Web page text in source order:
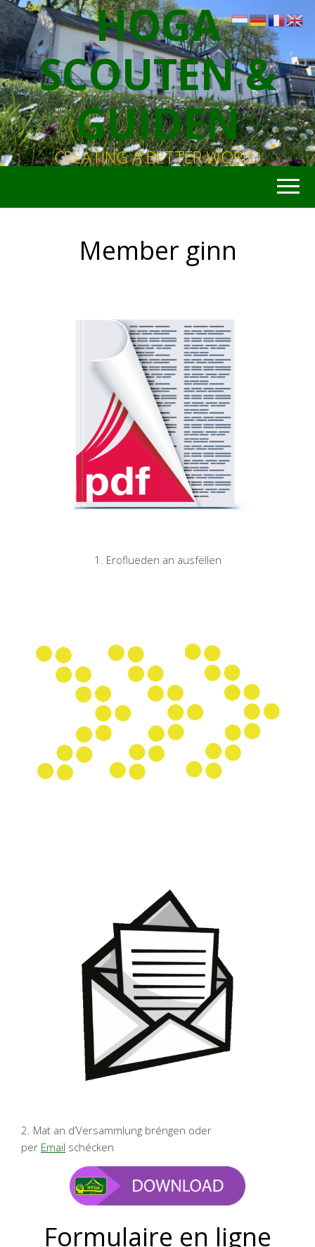
HOGA
SCOUTEN &
GUIDEN
CREATING A BETTER WORLD
Member ginn
1. Eroflueden an ausfëllen
2. Mat an d’Versammlung bréngen oder
per Email schécken
Formulaire en ligne